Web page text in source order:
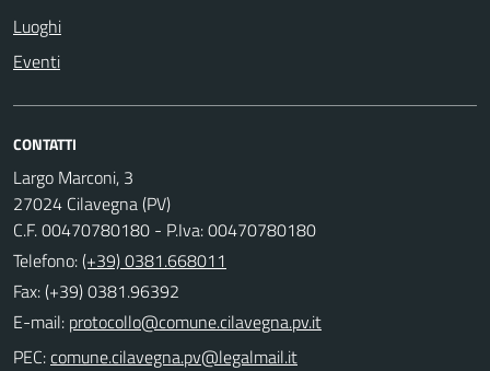
Luoghi
Eventi
CONTATTI
Largo Marconi, 3
27024 Cilavegna (PV)
C.F. 00470780180 - P.Iva: 00470780180
Telefono:(+39) 0381.668011
Fax: (+39) 0381.96392
E-mail:
PEC: